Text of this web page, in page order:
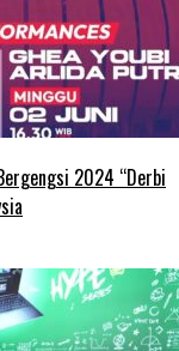
2024 “Derbi